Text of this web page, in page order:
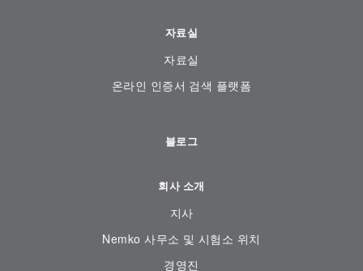
자료실
자료실
온라인 인증서 검색 플랫폼
블로그
회사 소개
지사
Nemko 사무소 및 시험소 위치
경영진